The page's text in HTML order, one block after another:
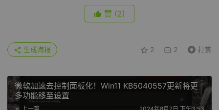
赞 (2)
2 2 打赏
生成海报
微软加速去控制面板化！Win11 KB5040557更新将更
多功能移至设置